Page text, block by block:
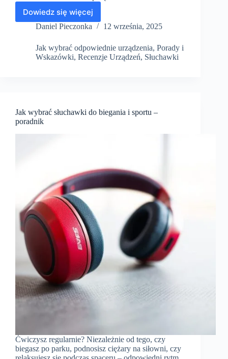
Dowiedz się więcej
Zbalansowany
kabel
–
co
Daniel Pieczonka 12 września, 2025
Jak wybrać odpowiednie urządzenia, Porady i
Wskazówki, Recenzje Urządzeń, Słuchawki
Jak wybrać słuchawki do biegania i sportu –
poradnik
Ćwiczysz regularnie? Niezależnie od tego, czy
biegasz po parku, podnosisz ciężary na siłowni, czy